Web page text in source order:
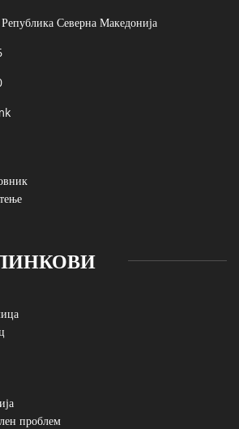
Северна Македонија
проблем